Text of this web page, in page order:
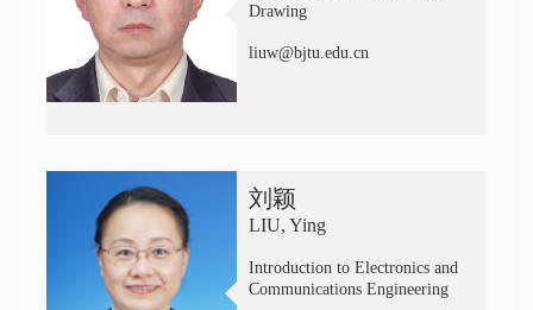
Drawing
liuw@bjtu.edu.cn
刘颖
LIU, Ying
Introduction to Electronics and
Communications Engineering